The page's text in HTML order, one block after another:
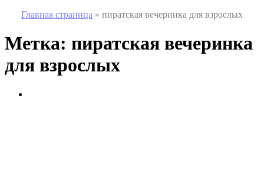
Главная страница » пиратская вечеринка для взрослых
Метка: пиратская вечеринка
для взрослых